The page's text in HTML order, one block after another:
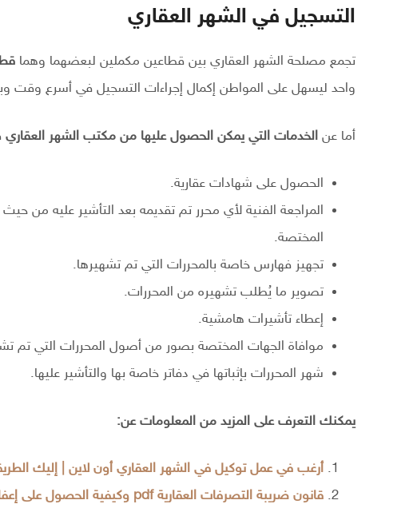
التسجيل في الشهر العقاري
تجمع مصلحة الشهر العقاري بين قطاعين مكملين لبعضهما وهما
واحد ليسهل على المواطن إكمال إجراءات التسجيل في أسرع وقت
أما عن الخدمات التي يمكن الحصول عليها من مكتب الشهر العقاري
الحصول على شهادات عقارية.
المراجعة الفنية لأي محرر تم تقديمه بعد التأشير عليه من
المختصة.
تجهيز فهارس خاصة بالمحررات التي تم تشهيرها.
تصوير ما يُطلب تشهيره من المحررات.
إعطاء تأشيرات هامشية.
موافاة الجهات المختصة بصور من أصول المحررات التي تم
شهر المحررات بإثباتها في دفاتر خاصة بها والتأشير عليها.
يمكنك التعرف على المزيد من المعلومات عن:
أرغب في عمل توكيل في الشهر العقاري أون لاين | إليك
قانون ضريبة التصرفات العقارية pdf وكيفية الحصول على إعفاء كلي أو جزئي